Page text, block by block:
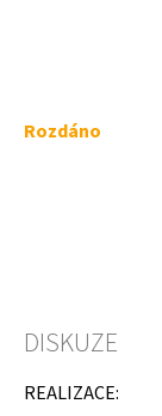
Měrná
Rozdáno
DISKUZE
REALIZACE:
t
D